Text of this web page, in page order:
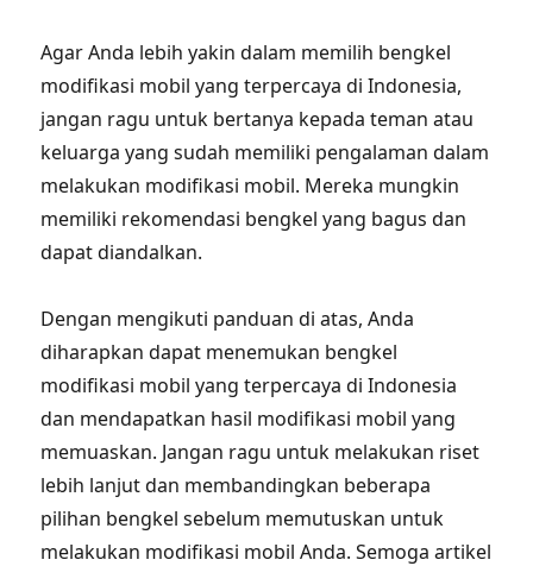
Agar Anda lebih yakin dalam memilih bengkel
modifikasi mobil yang terpercaya di Indonesia,
jangan ragu untuk bertanya kepada teman atau
keluarga yang sudah memiliki pengalaman dalam
melakukan modifikasi mobil. Mereka mungkin
memiliki rekomendasi bengkel yang bagus dan
dapat diandalkan.
Dengan mengikuti panduan di atas, Anda
diharapkan dapat menemukan bengkel
modifikasi mobil yang terpercaya di Indonesia
dan mendapatkan hasil modifikasi mobil yang
memuaskan. Jangan ragu untuk melakukan riset
lebih lanjut dan membandingkan beberapa
pilihan bengkel sebelum memutuskan untuk
melakukan modifikasi mobil Anda. Semoga artikel